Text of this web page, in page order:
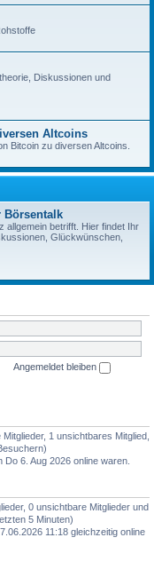
Diskussionen und
Altcoins
Bitcoin zu diversen Altcoins.
Börsentalk
allgemein betrifft. Hier findet Ihr
Glückwünschen,
Angemeldet bleiben
1 unsichtbares Mitglied,
Do 6. Aug 2026 online waren.
0 unsichtbare Mitglieder und
5 Minuten)
11:18 gleichzeitig online